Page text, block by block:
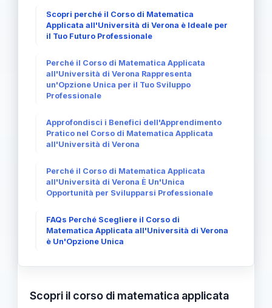
Scopri perché il Corso di Matematica
Applicata all'Università di Verona è Ideale per
il Tuo Futuro Professionale
Perché il Corso di Matematica Applicata
all'Università di Verona Rappresenta
un'Opzione Unica per il Tuo Sviluppo
Professionale
Approfondisci i Benefici dell'Apprendimento
Pratico nel Corso di Matematica Applicata
all'Università di Verona
Perché il Corso di Matematica Applicata
all'Università di Verona È Un'Unica
Opportunità per Svilupparsi Professionale
FAQs Perché Scegliere il Corso di
Matematica Applicata all'Università di Verona
è Un'Opzione Unica
Scopri il corso di matematica applicata